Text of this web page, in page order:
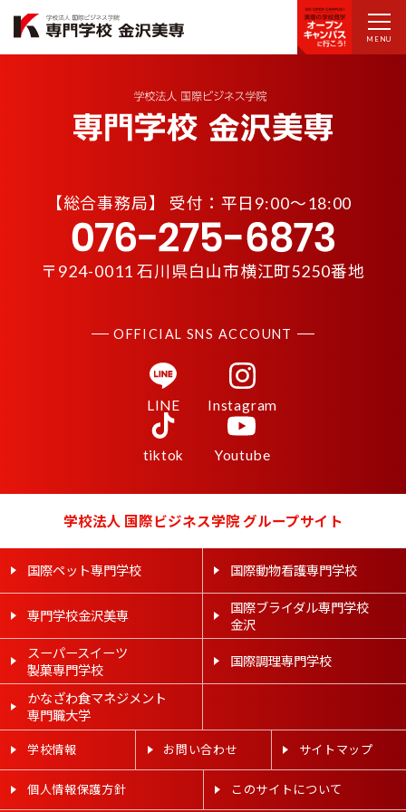
MENU
【総合事務局】 受付：平日9:00〜18:00
〒924-0011 石川県白山市横江町5250番地
OFFICIAL SNS ACCOUNT
LINE Instagram
tiktok Youtube
学校法人 国際ビジネス学院 グループサイト
国際ペット専門学校 国際動物看護専門学校
専門学校金沢美専
国際ブライダル専門学校
金沢
スーパースイーツ
製菓専門学校
国際調理専門学校
かなざわ食マネジメント
専門職大学
学校情報 お問い合わせ サイトマップ
個人情報保護方針 このサイトについて